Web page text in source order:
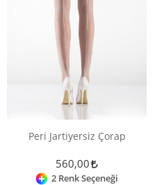
Peri Jartiyersiz Çorap
560,00
2 Renk Seçeneği